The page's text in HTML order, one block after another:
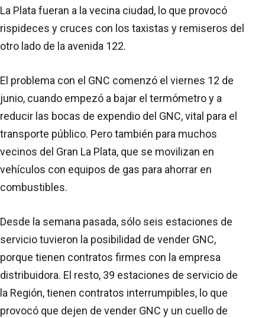
La Plata fueran a la vecina ciudad, lo que provocó
rispideces y cruces con los taxistas y remiseros del
otro lado de la avenida 122.
El problema con el GNC comenzó el viernes 12 de
junio, cuando empezó a bajar el termómetro y a
reducir las bocas de expendio del GNC, vital para el
transporte público. Pero también para muchos
vecinos del Gran La Plata, que se movilizan en
vehículos con equipos de gas para ahorrar en
combustibles.
Desde la semana pasada, sólo seis estaciones de
servicio tuvieron la posibilidad de vender GNC,
porque tienen contratos firmes con la empresa
distribuidora. El resto, 39 estaciones de servicio de
la Región, tienen contratos interrumpibles, lo que
provocó que dejen de vender GNC y un cuello de